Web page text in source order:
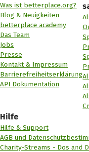
Was ist betterplace.org?
Blog & Neuigkeiten
betterplace academy
Das Team
Jobs
Presse
Kontakt & Impressum
Barrierefreiheitserklärung
API Dokumentation
Hilfe
Hilfe & Support
AGB und
Charity-Streams - Dos and